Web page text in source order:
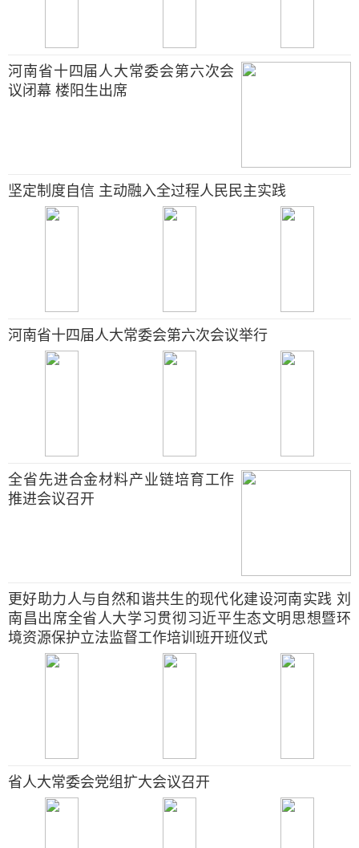
河南省十四届人大常委会第六次会
议闭幕 楼阳生出席
坚定制度自信 主动融入全过程人民民主实践
河南省十四届人大常委会第六次会议举行
全省先进合金材料产业链培育工作
推进会议召开
更好助力人与自然和谐共生的现代化建设河南实践 刘
南昌出席全省人大学习贯彻习近平生态文明思想暨环
境资源保护立法监督工作培训班开班仪式
省人大常委会党组扩大会议召开